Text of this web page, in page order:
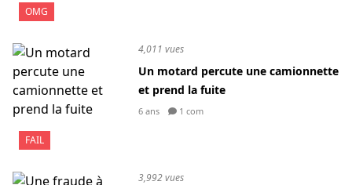
OMG
FAIL
4,011 vues
Un motard percute une camionnette
et prend la fuite
6 ans 1 com
3,992 vues